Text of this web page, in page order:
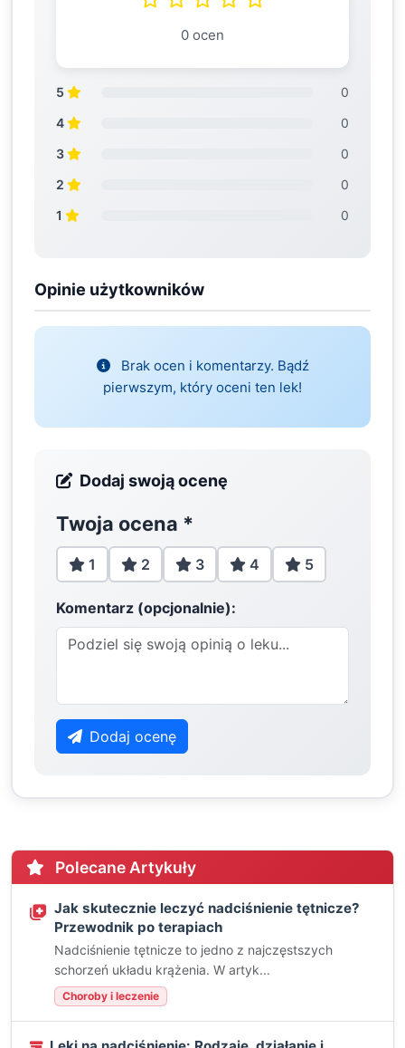
0 ocen
5
0
4
0
3
0
2
0
1
0
Opinie użytkowników
Brak ocen i komentarzy. Bądź
pierwszym, który oceni ten lek!
Dodaj swoją ocenę
Twoja ocena *
1 2 3 4 5
Komentarz (opcjonalnie):
Dodaj ocenę
Polecane Artykuły
Jak skutecznie leczyć nadciśnienie tętnicze?
Przewodnik po terapiach
Nadciśnienie tętnicze to jedno z najczęstszych
schorzeń układu krążenia. W artyk...
Choroby i leczenie